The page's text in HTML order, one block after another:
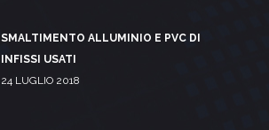
SMALTIMENTO ALLUMINIO E PVC DI
INFISSI USATI
24 LUGLIO 2018